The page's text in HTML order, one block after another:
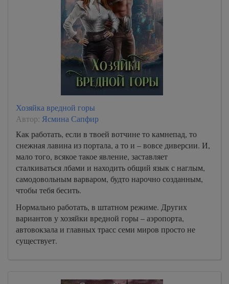
Хозяйка вредной горы
Автор: Ясмина Сапфир
Как работать, если в твоей вотчине то камнепад, то
снежная лавина из портала, а то и – вовсе диверсии. И,
мало того, всякое такое явление, заставляет
сталкиваться лбами и находить общий язык с наглым,
самодовольным варваром, будто нарочно созданным,
чтобы тебя бесить.
Нормально работать, в штатном режиме. Других
вариантов у хозяйки вредной горы – аэропорта,
автовокзала и главных трасс семи миров просто не
существует.